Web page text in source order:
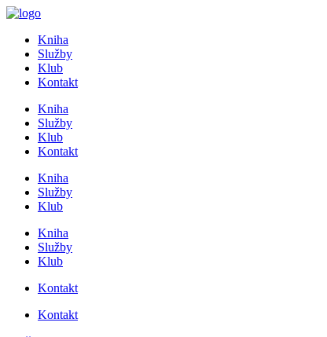
Přejít
obsahuKniha
Služby
Klub
Kontakt
Kniha
Služby
Klub
Kontakt
Kniha
Služby
Klub
Kniha
Služby
Klub
Kontakt
Kontakt